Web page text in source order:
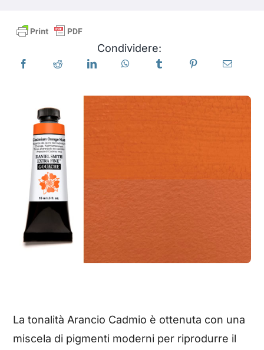
Libri
Eventi
Risorse
Trova un rivenditore
Contattaci
Condividere:
La tonalità Arancio Cadmio è ottenuta con una
miscela di pigmenti moderni per riprodurre il